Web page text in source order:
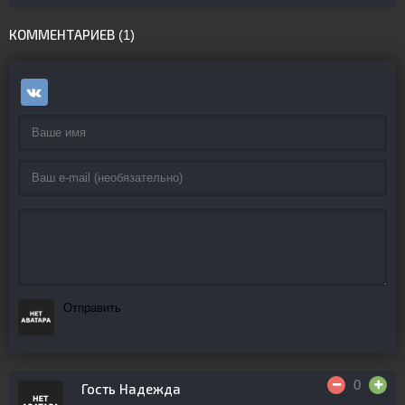
КОММЕНТАРИЕВ (1)
Отправить
Гость Надежда 0